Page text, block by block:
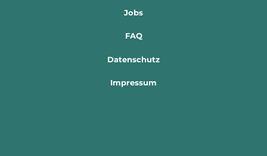
Jobs
FAQ
Datenschutz
Impressum